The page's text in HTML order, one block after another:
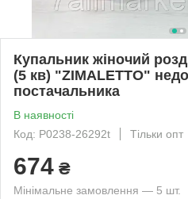
Купальник жіночий
(5 кв) "ZIMALETTO"
постачальника
В наявності
Код: P0238-26292t
Тільки опт
674 ₴
Мінімальне замовлення — 5 шт.